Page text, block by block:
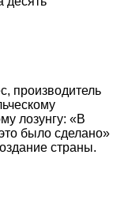
производитель
лозунгу: «В
было сделано»
страны.